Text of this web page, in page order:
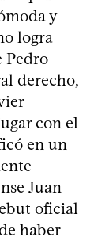
y
logra
Pedro
derecho,
con el
en un
Juan
oficial
haber